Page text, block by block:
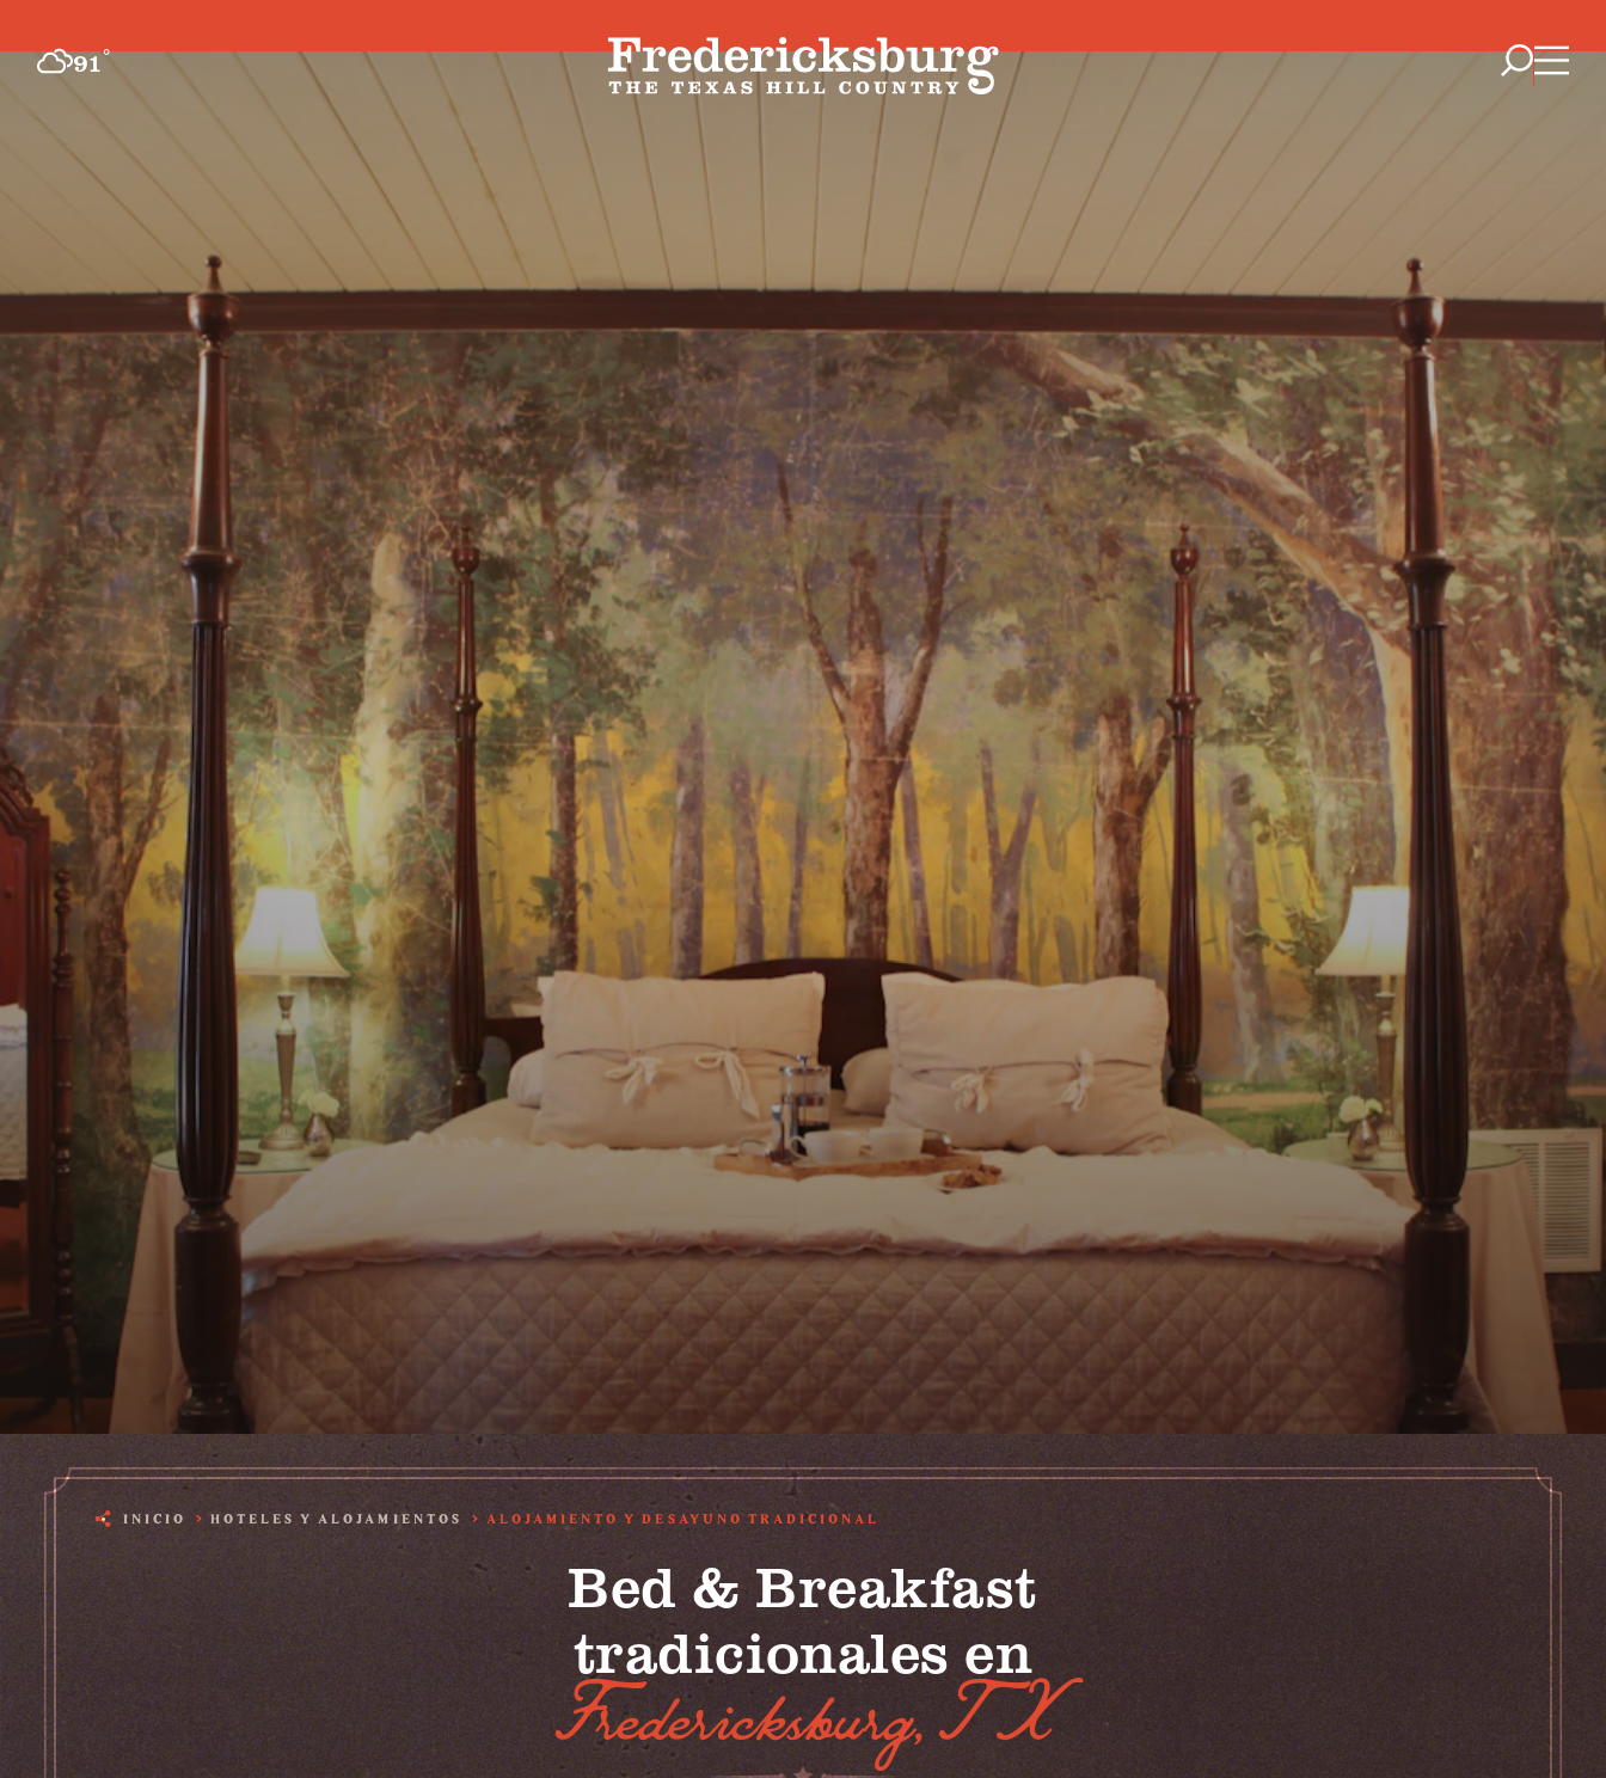
91°F
INICIO HOTELES Y ALOJAMIENTOS ALOJAMIENTO Y DESAYUNO TRADICIONAL
Bed & Breakfast
tradicionales en
Fredericksburg, TX